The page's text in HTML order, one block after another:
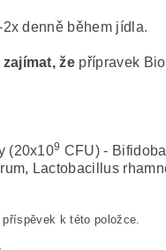
denně během jídla.
že přípravek
(20x109 CFU) -
Lactobacillus
k této položce.